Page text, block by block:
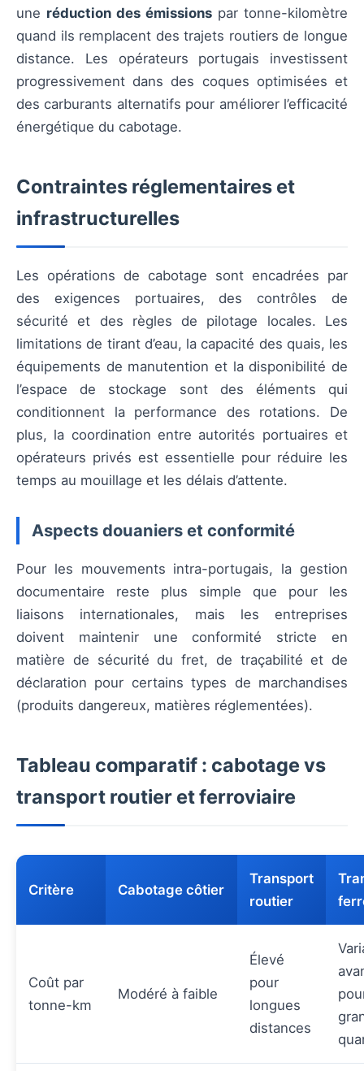
une réduction des émissions par tonne-kilomètre
quand ils remplacent des trajets routiers de longue
distance. Les opérateurs portugais investissent
progressivement dans des coques optimisées et
des carburants alternatifs pour améliorer l’efficacité
énergétique du cabotage.
Contraintes réglementaires et
infrastructurelles
Les opérations de cabotage sont encadrées par
des exigences portuaires, des contrôles de
sécurité et des règles de pilotage locales. Les
limitations de tirant d’eau, la capacité des quais, les
équipements de manutention et la disponibilité de
l’espace de stockage sont des éléments qui
conditionnent la performance des rotations. De
plus, la coordination entre autorités portuaires et
opérateurs privés est essentielle pour réduire les
temps au mouillage et les délais d’attente.
Aspects douaniers et conformité
Pour les mouvements intra-portugais, la gestion
documentaire reste plus simple que pour les
liaisons internationales, mais les entreprises
doivent maintenir une conformité stricte en
matière de sécurité du fret, de traçabilité et de
déclaration pour certains types de marchandises
(produits dangereux, matières réglementées).
Tableau comparatif : cabotage vs
transport routier et ferroviaire
Critère Cabotage côtier
Transport
routier
Coût par
tonne-km
Modéré à faible
Élevé
pour
longues
distances